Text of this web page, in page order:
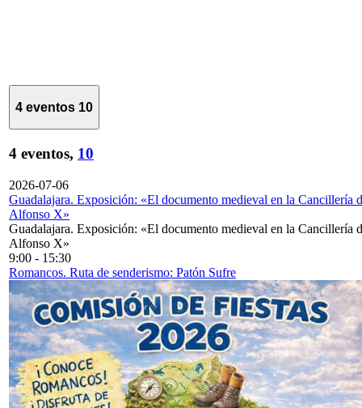
4 eventos 10
4 eventos, 10
2026-07-06
Guadalajara. Exposición: «El documento medieval en la Cancillería
Alfonso X»
Guadalajara. Exposición: «El documento medieval en la Cancillería
Alfonso X»
9:00 - 15:30
Romancos. Ruta de senderismo: Patón Sufre